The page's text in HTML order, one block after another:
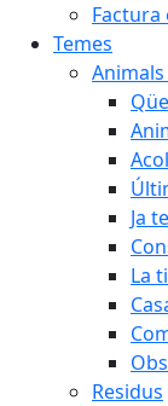
Factura
Temes
Ja
La
Residus